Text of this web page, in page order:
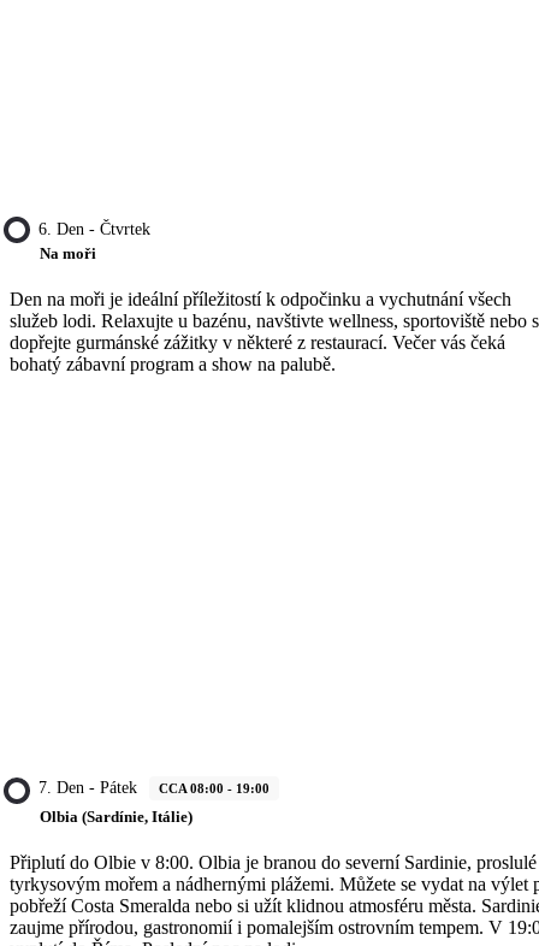
6. Den - Čtvrtek
Na moři
Den na moři je ideální příležitostí k odpočinku a vychutnání všech
služeb lodi. Relaxujte u bazénu, navštivte wellness, sportoviště nebo
dopřejte gurmánské zážitky v některé z restaurací. Večer vás čeká
bohatý zábavní program a show na palubě.
7. Den - Pátek CCA 08:00 - 19:00
Olbia (Sardínie, Itálie)
Připlutí do Olbie v 8:00. Olbia je branou do severní Sardinie, proslulé
tyrkysovým mořem a nádhernými plážemi. Můžete se vydat na výlet
pobřeží Costa Smeralda nebo si užít klidnou atmosféru města.
zaujme přírodou, gastronomií i pomalejším ostrovním tempem. V